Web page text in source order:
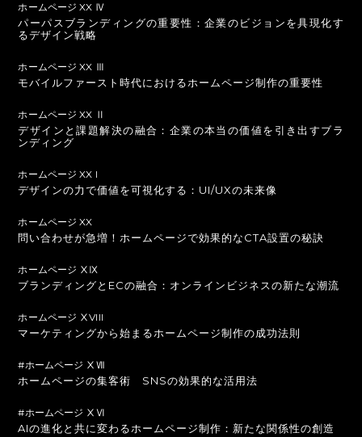
ホームページ XX Ⅳ
パーパスブランディングの重要性：企業のビジョンを具現化す
るデザイン戦略
ホームページ XX Ⅲ
モバイルファースト時代におけるホームページ制作の重要性
ホームページ XX Ⅱ
デザインと課題解決の融合：企業の本当の価値を引き出すブラ
ンディング
ホームページ XX I
デザインの力で価値を可視化する：UI/UXの未来像
ホームページ XX
問い合わせが急増！ホームページで効果的なCTA設置の秘訣
ホームページ ⅩⅨ
ブランディングとECの融合：オンラインビジネスの新たな潮流
ホームページ ⅩVIII
マーケティングから始まるホームページ制作の成功法則
#ホームページ ⅩⅦ
ホームページの集客術 SNSの効果的な活用法
#ホームページ ⅩⅥ
AIの進化と共に変わるホームページ制作：新たな関係性の創造